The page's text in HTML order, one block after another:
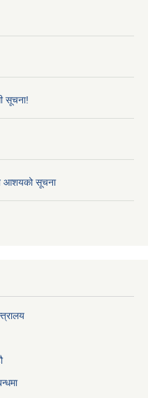
सूचना!
आशयको सूचना